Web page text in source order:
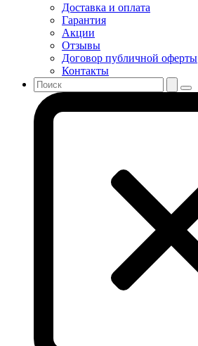
Доставка и оплата
Гарантия
Акции
Отзывы
Договор публичной оферты
Контакты